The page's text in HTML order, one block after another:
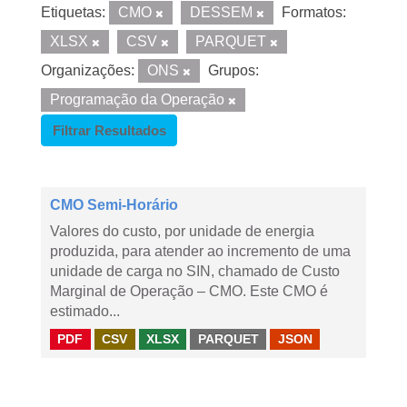
Etiquetas: CMO DESSEM
Formatos:
XLSX
CSV
PARQUET
Organizações:
ONS
Grupos:
Programação da Operação
Filtrar Resultados
CMO Semi-Horário
Valores do custo, por unidade de energia
produzida, para atender ao incremento de uma
unidade de carga no SIN, chamado de Custo
Marginal de Operação – CMO. Este CMO é
estimado...
PDF CSV XLSX PARQUET JSON